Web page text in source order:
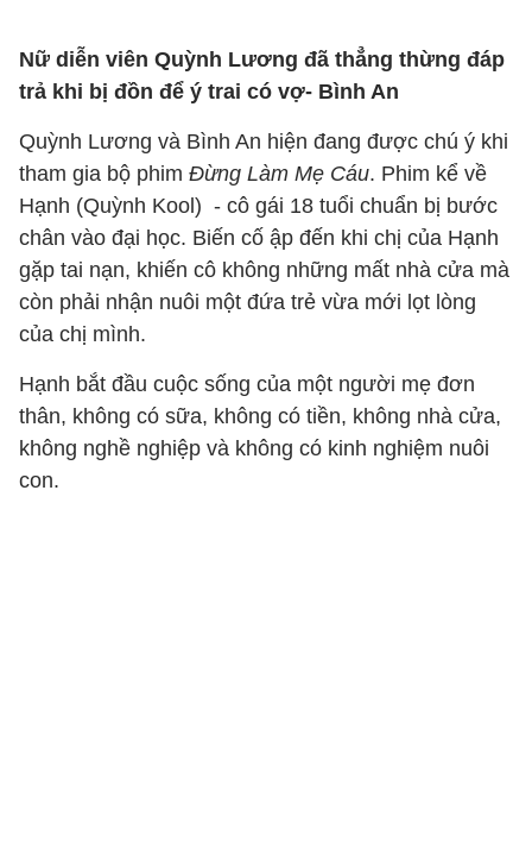
Nữ diễn viên Quỳnh Lương đã thẳng thừng đáp
trả khi bị đồn để ý trai có vợ- Bình An
Quỳnh Lương và Bình An hiện đang được chú ý khi
tham gia bộ phim Đừng Làm Mẹ Cáu. Phim kể về
Hạnh (Quỳnh Kool) - cô gái 18 tuổi chuẩn bị bước
chân vào đại học. Biến cố ập đến khi chị của Hạnh
gặp tai nạn, khiến cô không những mất nhà cửa mà
còn phải nhận nuôi một đứa trẻ vừa mới lọt lòng
của chị mình.
Hạnh bắt đầu cuộc sống của một người mẹ đơn
thân, không có sữa, không có tiền, không nhà cửa,
không nghề nghiệp và không có kinh nghiệm nuôi
con.